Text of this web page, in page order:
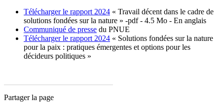
Télécharger le rapport 2024 « Travail décent dans le cadre de
solutions fondées sur la nature » -pdf - 4.5 Mo - En anglais
Communiqué de presse du PNUE
Télécharger le rapport 2024 « Solutions fondées sur la nature
pour la paix : pratiques émergentes et options pour les
décideurs politiques »
Partager la page